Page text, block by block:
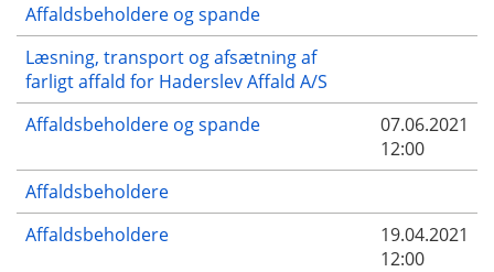
Affaldsbeholdere og spande
Læsning, transport og afsætning af
farligt affald for Haderslev Affald A/S
Affaldsbeholdere og spande
07.06.2021
12:00
Affaldsbeholdere
Affaldsbeholdere
19.04.2021
12:00